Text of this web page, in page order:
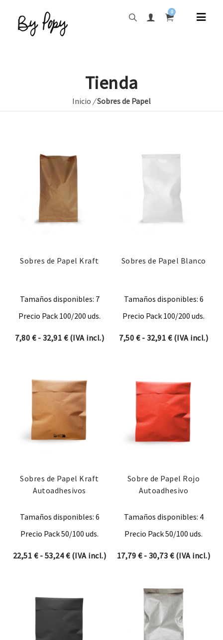
0
Tienda
Inicio /Sobres de Papel
Sobres de Papel Kraft
Tamaños disponibles: 7
Precio Pack 100/200 uds.
7,80 € - 32,91 €Rango de precios: desde 7,80 € hasta 32,91
(IVA incl.)
Sobres de Papel Blanco
Tamaños disponibles: 6
Precio Pack 100/200 uds.
7,50 € - 32,91 €Rango de
(IVA incl.)
Sobres de Papel Kraft
Autoadhesivos
Tamaños disponibles: 6
Precio Pack 50/100 uds.
22,51 € - 53,24€Rango de precios: desde 22,51 € hasta
(IVA incl.)
Sobre de Papel Rojo
Autoadhesivo
Tamaños disponibles: 4
Precio Pack 50/100 uds.
17,79 € - 30,73 €Rango de
(IVA incl.)